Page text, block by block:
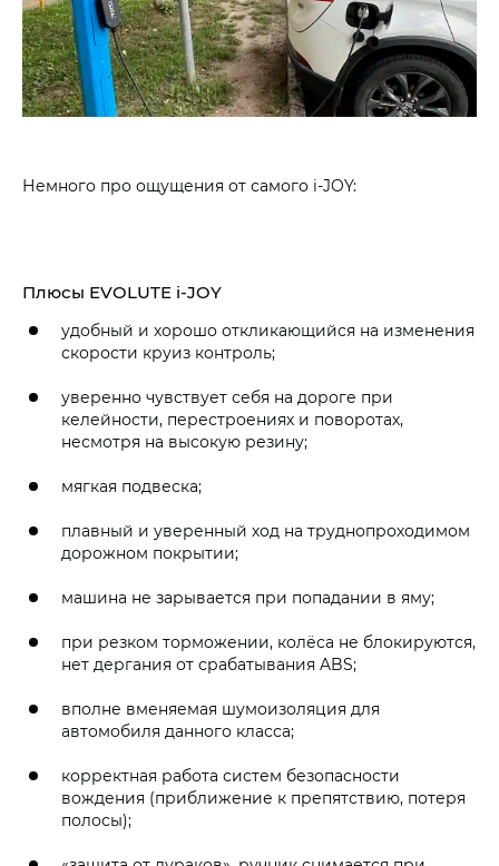
Немного про ощущения от самого i‑JOY:
Плюсы EVOLUTE i‑JOY
удобный и хорошо откликающийся на изменения
скорости круиз контроль;
уверенно чувствует себя на дороге при
келейности, перестроениях и поворотах,
несмотря на высокую резину;
мягкая подвеска;
плавный и уверенный ход на труднопроходимом
дорожном покрытии;
машина не зарывается при попадании в яму;
при резком торможении, колёса не блокируются,
нет дергания от срабатывания ABS;
вполне вменяемая шумоизоляция для
автомобиля данного класса;
корректная работа систем безопасности
вождения (приближение к препятствию, потеря
полосы);